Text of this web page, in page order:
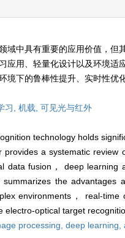
域中具有重要的应用价值，
应用、轻量化设计以及环境
境下的鲁棒性提升、实时性
习, 机载, 可见光与红外
technology holds
provides a systematic
data fusion， deep
the
environments， real-
electro-optical target
processing, deep learning,